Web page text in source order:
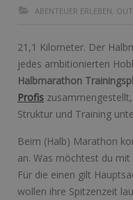
ABENTEUER ERLEBEN
21,1 Kilometer. Der
jedes ambitionierten
Halbmarathon
Profis
Struktur und Training
Beim (Halb) Marathon
an. Was möchtest du
Für die einen gilt
wollen ihre Spitzenzeit